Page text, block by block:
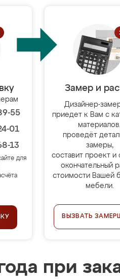
55
01
13
для
Замер и
Дизайнер-
приедет к Вам с
проведёт
замеры,
составит проект и
окончательный
стоимости Вашей
мебели.
ВЫЗВАТЬ
при